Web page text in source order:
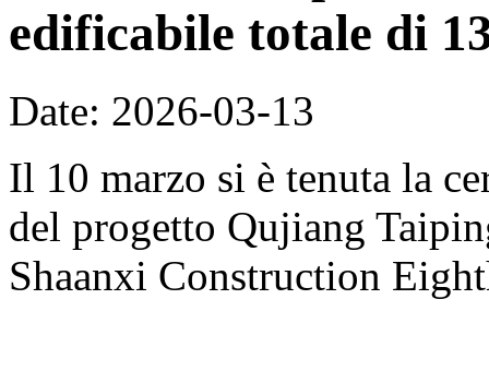
edificabile totale di
Date: 2026-03-13
Il 10 marzo si è tenuta la
del progetto Qujiang
Shaanxi Construction